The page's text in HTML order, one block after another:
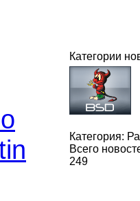
Категории
Категория:
Всего
249